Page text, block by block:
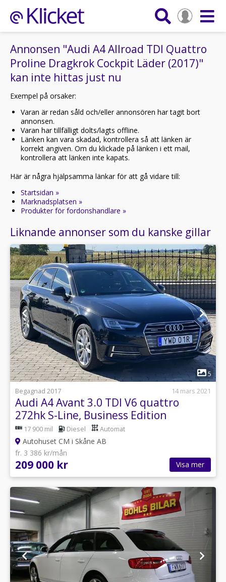
Annonsen "Audi A4 Allroad TDI Quattro
Proline Dragkrok Cockpit Läder (2017)"
kan inte hittas just nu
Exempel på orsaker:
Varan är redan såld och/eller annonsören har tagit bort
annonsen.
Varan har tillfälligt dolts/lagts offline.
Länken kan vara skadad, kontrollera så att länken är
korrekt angiven. Om du klickade på länken i ett mail,
kontrollera att länken inte kapats.
Här är några hjälpsamma länkar för att gå vidare till:
Startsidan »
Marknadsplatsen »
Produkter för fordonshandlare »
Liknande annonser som du kanske gillar
5
Begagnad 2017
14 mars 2021
Audi A4 Avant 3.0 TDI V6 quattro
272hk S-Line, Business Edition
17 900 mil Diesel Automat
Autohuset CM i Skåne AB
fr. 3 386 kr/mån
209 000 kr Visa mer